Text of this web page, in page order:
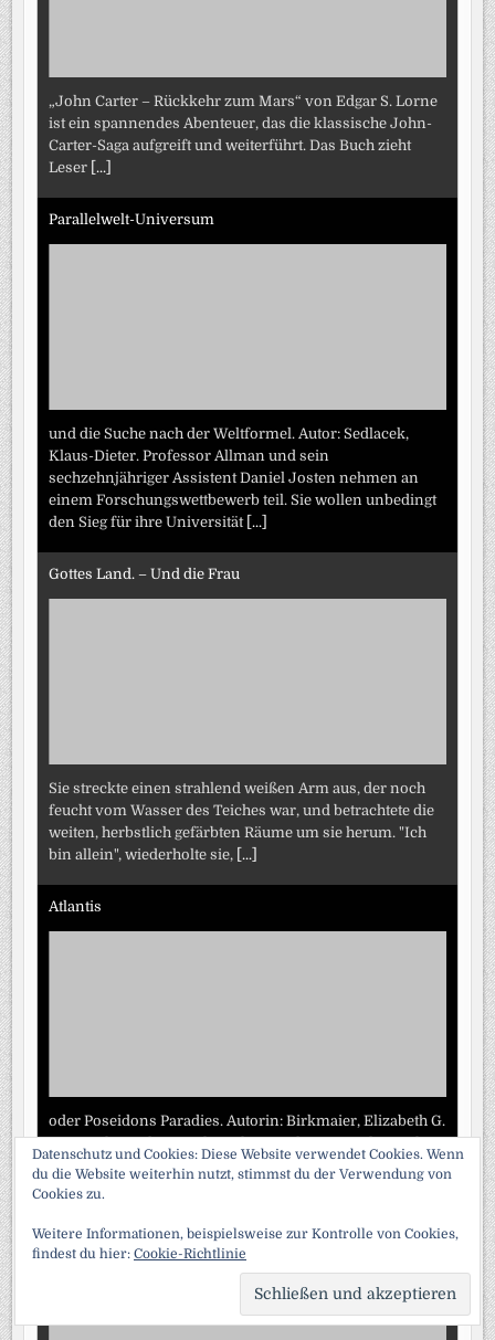
„John Carter – Rückkehr zum Mars“ von Edgar S. Lorne
ist ein spannendes Abenteuer, das die klassische John-
Carter-Saga aufgreift und weiterführt. Das Buch zieht
Leser [...]
Parallelwelt-Universum
und die Suche nach der Weltformel. Autor: Sedlacek,
Klaus-Dieter. Professor Allman und sein
sechzehnjähriger Assistent Daniel Josten nehmen an
einem Forschungswettbewerb teil. Sie wollen unbedingt
den Sieg für ihre Universität [...]
Gottes Land. – Und die Frau
Sie streckte einen strahlend weißen Arm aus, der noch
feucht vom Wasser des Teiches war, und betrachtete die
weiten, herbstlich gefärbten Räume um sie herum. "Ich
bin allein", wiederholte sie, [...]
Atlantis
oder Poseidons Paradies. Autorin: Birkmaier, Elizabeth G.
Das Buch mit dem engl. Titel "Poseidon's Paradise - The
Romance of Atlantis", handelt von der Insel der
griechischen Sage, deren Herrscher korrupt
Memoiren der Comtesse Du Barry
Datenschutz und Cookies: Diese Website verwendet Cookies. Wenn
du die Website weiterhin nutzt, stimmst du der Verwendung von
Cookies zu.
Weitere Informationen, beispielsweise zur Kontrolle von Cookies,
findest du hier: Cookie-Richtlinie
TO
TOP